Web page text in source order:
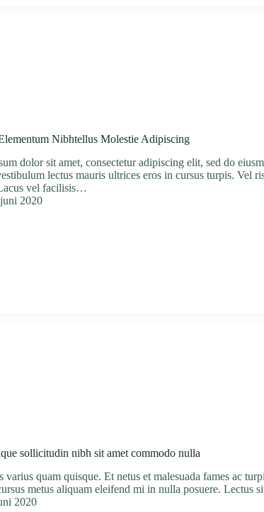
Nibhtellus Molestie Adipiscing
dolor sit amet, consectetur adipiscing elit, sed do
lectus mauris ultrices eros in cursus turpis. Vel
vel facilisis…
2020
sollicitudin nibh sit amet commodo nulla
varius quam quisque. Et netus et malesuada fames ac
metus aliquam eleifend mi in nulla posuere. Lectus
2020